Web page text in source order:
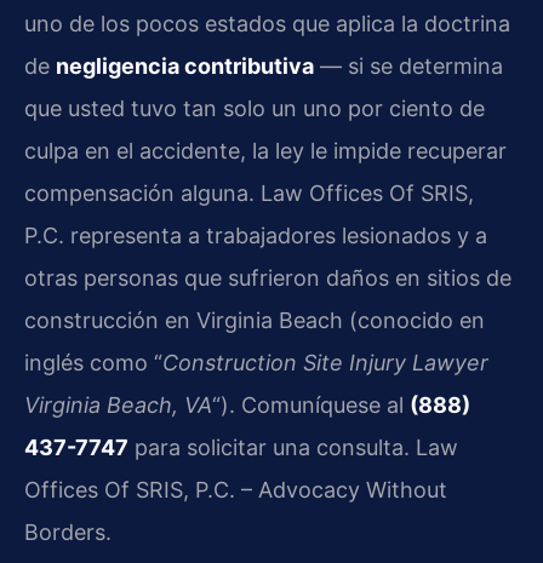
uno de los pocos estados que aplica la doctrina
de negligencia contributiva — si se determina
que usted tuvo tan solo un uno por ciento de
culpa en el accidente, la ley le impide recuperar
compensación alguna. Law Offices Of SRIS,
P.C. representa a trabajadores lesionados y a
otras personas que sufrieron daños en sitios de
construcción en Virginia Beach (conocido en
inglés como “Construction Site Injury Lawyer
Virginia Beach, VA“). Comuníquese al (888)
437-7747 para solicitar una consulta. Law
Offices Of SRIS, P.C. – Advocacy Without
Borders.